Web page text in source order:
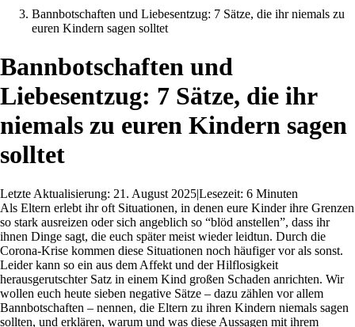
Bannbotschaften und Liebesentzug: 7 Sätze, die ihr niemals zu
euren Kindern sagen solltet
Bannbotschaften und
Liebesentzug: 7 Sätze, die ihr
niemals zu euren Kindern sagen
solltet
Letzte Aktualisierung: 21. August 2025|Lesezeit: 6 Minuten
Als Eltern erlebt ihr oft Situationen, in denen eure Kinder ihre Grenzen
so stark ausreizen oder sich angeblich so “blöd anstellen”, dass ihr
ihnen Dinge sagt, die euch später meist wieder leidtun. Durch die
Corona-Krise kommen diese Situationen noch häufiger vor als sonst.
Leider kann so ein aus dem Affekt und der Hilflosigkeit
herausgerutschter Satz in einem Kind großen Schaden anrichten. Wir
wollen euch heute sieben negative Sätze – dazu zählen vor allem
Bannbotschaften – nennen, die Eltern zu ihren Kindern niemals sagen
sollten, und erklären, warum und was diese Aussagen mit ihrem